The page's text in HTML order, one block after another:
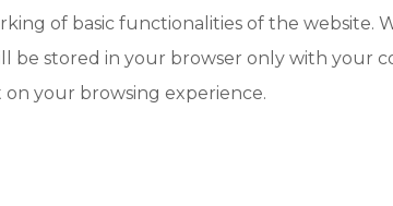
of basic functionalities of the website.
be stored in your browser only with your
your browsing experience.